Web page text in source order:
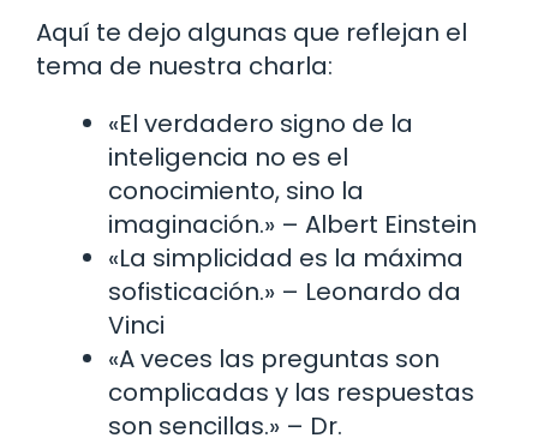
Aquí te dejo algunas que reflejan el
tema de nuestra charla:
«El verdadero signo de la
inteligencia no es el
conocimiento, sino la
imaginación.» – Albert Einstein
«La simplicidad es la máxima
sofisticación.» – Leonardo da
Vinci
«A veces las preguntas son
complicadas y las respuestas
son sencillas.» – Dr.